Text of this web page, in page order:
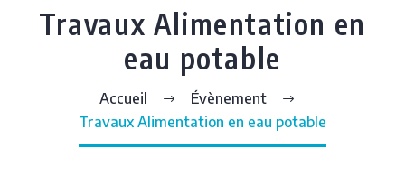
Travaux Alimentation en
eau potable
Accueil
Évènement
Travaux Alimentation en eau potable